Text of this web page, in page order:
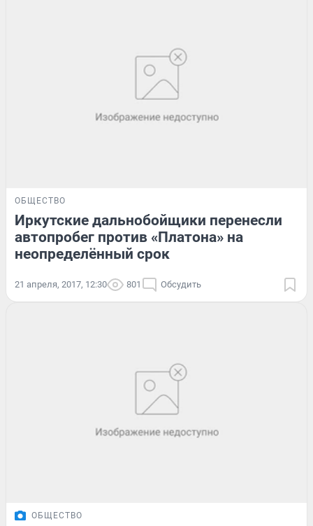
ОБЩЕСТВО
Иркутские дальнобойщики перенесли
автопробег против «Платона» на
неопределённый срок
21 апреля, 2017, 12:30 801 Обсудить
ОБЩЕСТВО